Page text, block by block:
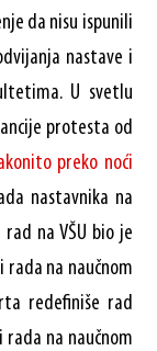
da nisu ispunili
nastave i
U svetlu
protesta od
preko noći
nastavnika na
rad na VŠU bio je
rada na naučnom
redefiniše rad
na naučnom